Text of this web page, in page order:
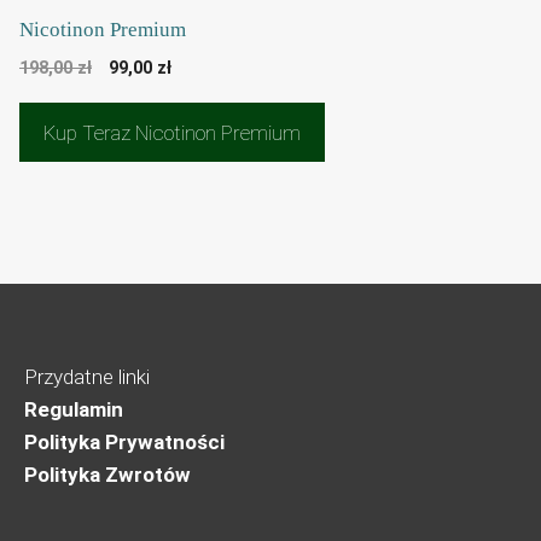
Nicotinon Premium
198,00zł
Pierwotna
wynosiła:
99,00 złAktualna
wynosi:
Kup Teraz Nicotinon Premium
Przydatne linki
Regulamin
Polityka Prywatności
Polityka Zwrotów